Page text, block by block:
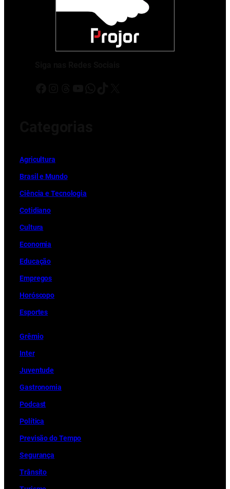
Agricultura
Brasil e Mundo
Ciência e Tecnologia
Cotidiano
Cultura
Economia
Educação
Empregos
Horóscopo
Esportes
Grêmio
Inter
Juventude
Gastronomia
Podcast
Política
Previsão do Tempo
Segurança
Trânsito